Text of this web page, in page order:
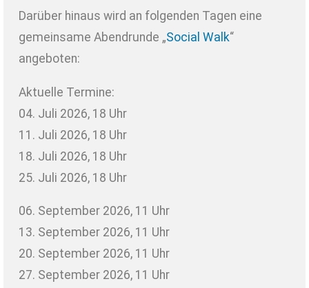
Darüber hinaus wird an folgenden Tagen eine
gemeinsame Abendrunde „Social Walk“
angeboten:
Aktuelle Termine:
04. Juli 2026, 18 Uhr
11. Juli 2026, 18 Uhr
18. Juli 2026, 18 Uhr
25. Juli 2026, 18 Uhr
06. September 2026, 11 Uhr
13. September 2026, 11 Uhr
20. September 2026, 11 Uhr
27. September 2026, 11 Uhr